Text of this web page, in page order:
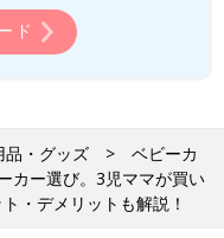
ド
品・グッズ
ベビーカ
カー選び。3児ママが買い
・デメリットも解説！